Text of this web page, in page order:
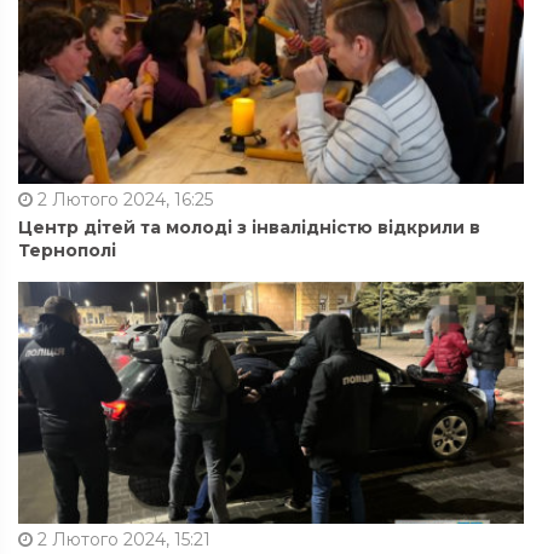
2 Лютого 2024, 16:25
Центр дітей та молоді з інвалідністю відкрили в
Тернополі
2 Лютого 2024, 15:21